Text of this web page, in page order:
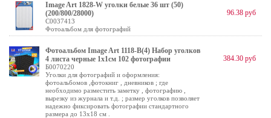
Image Art 1828-W уголки белые 36 шт (50)
(200/800/28000)
C0037413
Фотоальбом для фотографий
96.38 руб
Фотоальбом Image Art 1118-В(4) Набор уголков
4 листа черные 1х1см 102 фотографии
Б0070220
Уголки для фотографий и оформления:
фотоальбомов ,фотокниг , дневников ; где
необходимо разместить заметку , фотографию ,
вырезку из журнала и т.д. ; размер уголков позволяет
надежно фиксировать фотографии стандартного
размера до 13х18 см .
384.30 руб